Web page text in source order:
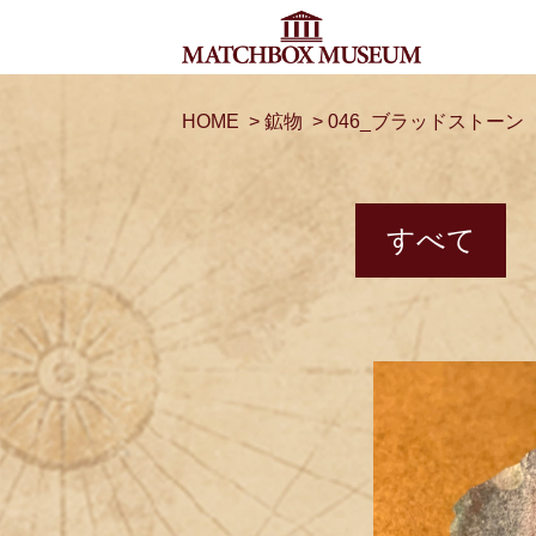
HOME > 鉱物 > 046_ブラッドストーン
すべて